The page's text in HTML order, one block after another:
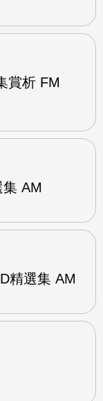
賞析 FM
AM
精選集 AM